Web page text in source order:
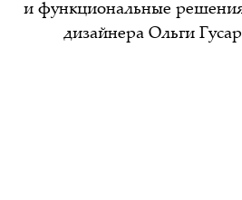
и функциональные
дизайнера Ольги